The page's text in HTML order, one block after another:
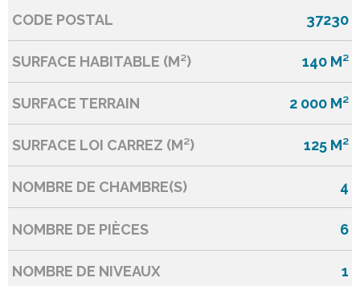
Caractérisque Valeurs
CODE POSTAL 37230
SURFACE HABITABLE (M²) 140 M²
SURFACE TERRAIN 2 000 M²
SURFACE LOI CARREZ (M²) 125 M²
NOMBRE DE CHAMBRE(S) 4
NOMBRE DE PIÈCES 6
NOMBRE DE NIVEAUX 1